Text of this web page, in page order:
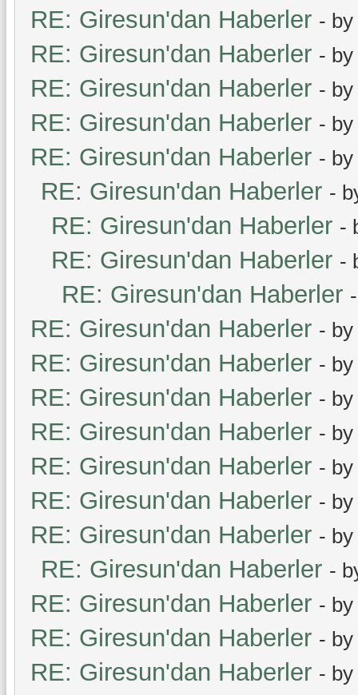
RE: Giresun'dan Haberler - by
RE: Giresun'dan Haberler - by
RE: Giresun'dan Haberler - by
RE: Giresun'dan Haberler - by
RE: Giresun'dan Haberler - by
RE: Giresun'dan Haberler -
RE: Giresun'dan Haberler -
RE: Giresun'dan Haberler -
RE: Giresun'dan Haberler
RE: Giresun'dan Haberler - by
RE: Giresun'dan Haberler - by
RE: Giresun'dan Haberler - by
RE: Giresun'dan Haberler - by
RE: Giresun'dan Haberler - by
RE: Giresun'dan Haberler - by
RE: Giresun'dan Haberler - by
RE: Giresun'dan Haberler -
RE: Giresun'dan Haberler - by
RE: Giresun'dan Haberler - by
RE: Giresun'dan Haberler - by